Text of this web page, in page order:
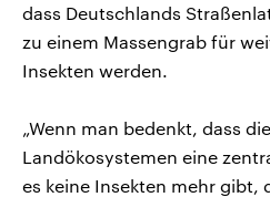
dass Deutschlands
zu einem Massengrab für
Insekten werden.
„Wenn man bedenkt, dass
Landökosystemen eine
es keine Insekten mehr gibt,